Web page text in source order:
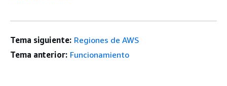
Tema siguiente: Regiones de AWS
Tema anterior: Funcionamiento